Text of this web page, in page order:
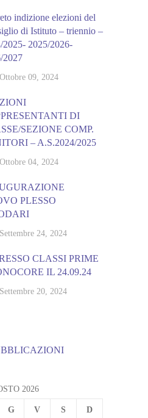
indizione elezioni del
di Istituto – triennio –
2025- 2025/2026-
2027
Ottobre 09, 2024
DI
SEZIONE COMP.
– A.S.2024/2025
Ottobre 04, 2024
PLESSO
Settembre 24, 2024
CLASSI PRIME
IL 24.09.24
Settembre 20, 2024
2026
G V S D